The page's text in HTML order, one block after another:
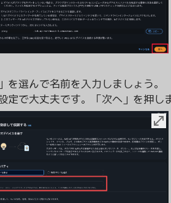
を選んで名前を入力しましょう。